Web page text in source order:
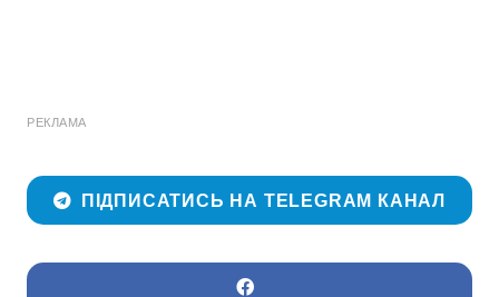
РЕКЛАМА
ПІДПИСАТИСЬ НА TELEGRAM КАНАЛ